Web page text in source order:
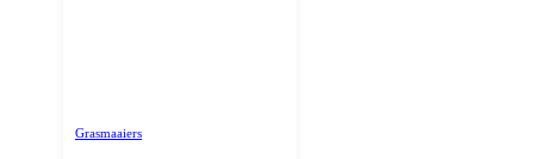
Grasmaaiers